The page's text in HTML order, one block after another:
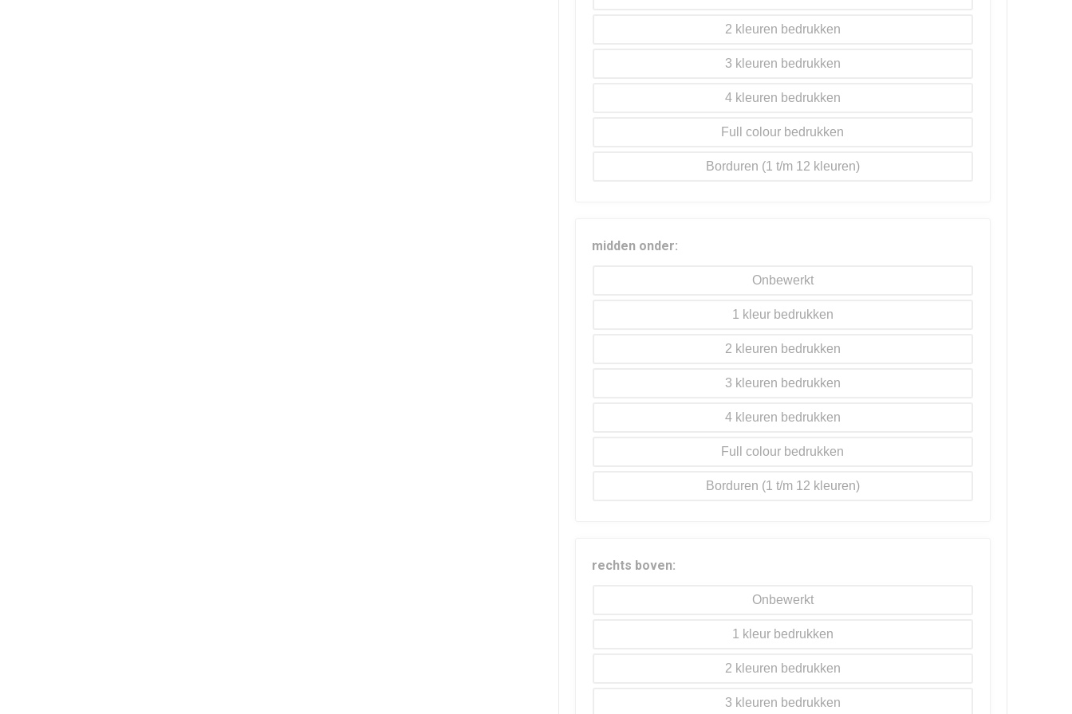
2
3
4
Borduren
Full colour
midden onder:
Onbewerkt
1
2
3
4
Borduren
Full colour
rechts boven:
Onbewerkt
1
2
3